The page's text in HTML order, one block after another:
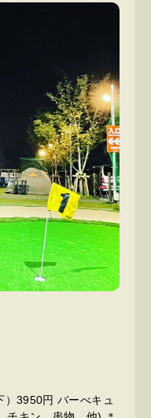
3950円 バーべキュ